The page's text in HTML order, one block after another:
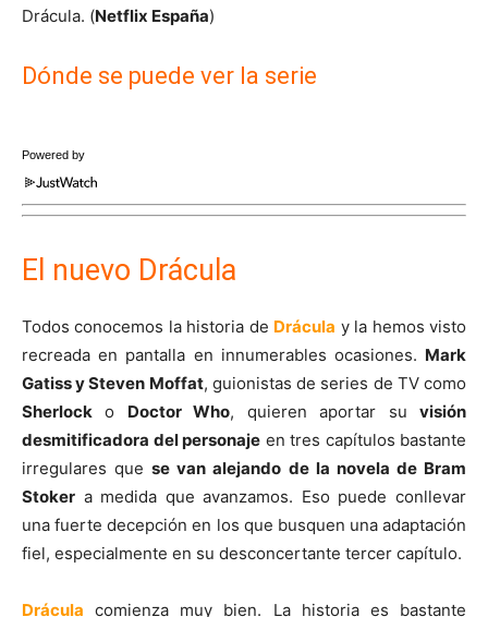
Drácula. (Netflix España)
Dónde se puede ver la serie
Powered by
El nuevo Drácula
Todos conocemos la historia de Drácula y la hemos visto
recreada en pantalla en innumerables ocasiones. Mark
Gatiss y Steven Moffat, guionistas de series de TV como
Sherlock o Doctor Who, quieren aportar suvisión
desmitificadora del personaje en tres capítulos bastante
irregulares quese van alejando de la novela de Bram
Stoker a medida que avanzamos. Eso puede conllevar
una fuerte decepción en los que busquen una adaptación
fiel, especialmente en su desconcertante tercer capítulo.
Drácula comienza muy bien. La historia es bastante